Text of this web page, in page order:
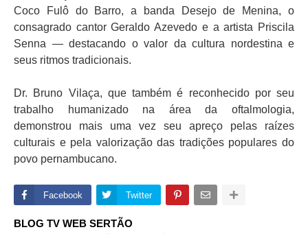
Coco Fulô do Barro, a banda Desejo de Menina, o
consagrado cantor Geraldo Azevedo e a artista Priscila
Senna — destacando o valor da cultura nordestina e
seus ritmos tradicionais.
Dr. Bruno Vilaça, que também é reconhecido por seu
trabalho humanizado na área da oftalmologia,
demonstrou mais uma vez seu apreço pelas raízes
culturais e pela valorização das tradições populares do
povo pernambucano.
Facebook Twitter
BLOG TV WEB SERTÃO